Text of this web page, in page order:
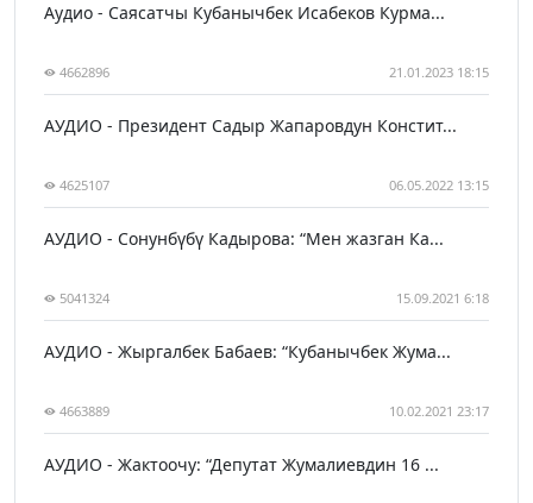
Аудио - Саясатчы Кубанычбек Исабеков Курма...
4662896 21.01.2023 18:15
АУДИО - Президент Садыр Жапаровдун Констит...
4625107 06.05.2022 13:15
АУДИО - Сонунбүбү Кадырова: “Мен жазган Ка...
5041324 15.09.2021 6:18
АУДИО - Жыргалбек Бабаев: “Кубанычбек Жума...
4663889 10.02.2021 23:17
АУДИО - Жактоочу: “Депутат Жумалиевдин 16 ...